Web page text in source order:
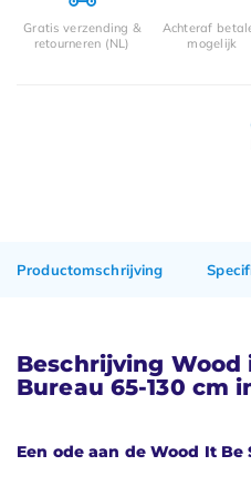
Gratis verzending &
retourneren (NL)
Achteraf
mogelijk
Productomschrijving
Beschrijving Wood
Bureau 65-130 cm
Een ode aan de Wood It Be